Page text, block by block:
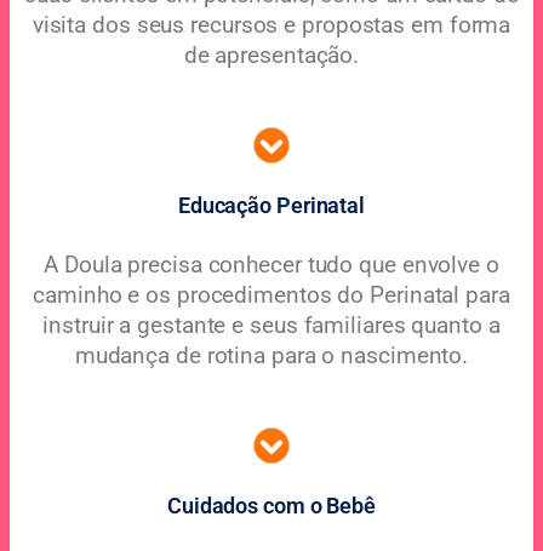
visita dos seus recursos e propostas em forma
de apresentação.
Educação Perinatal
A Doula precisa conhecer tudo que envolve o
caminho e os procedimentos do Perinatal para
instruir a gestante e seus familiares quanto a
mudança de rotina para o nascimento.
Cuidados com o Bebê